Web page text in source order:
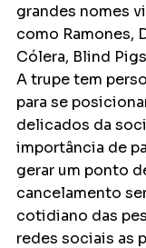
grandes nomes
como Ramones,
Cólera, Blind
A trupe tem
para se
delicados da
importância de
gerar um ponto
cancelamento
cotidiano das
redes sociais as